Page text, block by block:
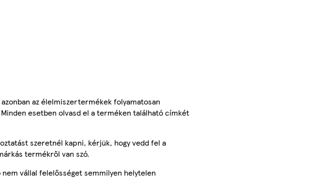
az élelmiszertermékek folyamatosan
esetben olvasd el a terméken található címkét
szeretnél kapni, kérjük, hogy vedd fel a
termékről van szó.
vállal felelősséget semmilyen helytelen